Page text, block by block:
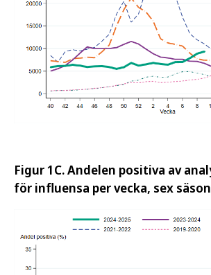
Figur 1C. Andelen positiva av
för influensa per vecka, sex